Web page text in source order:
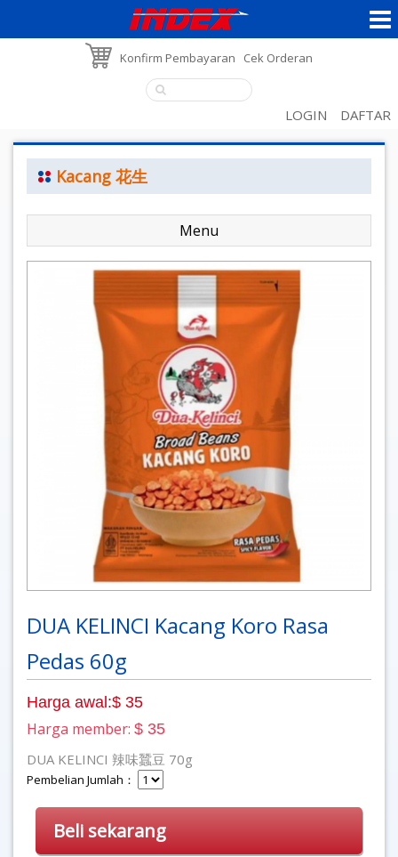
Konfirm Pembayaran Cek Orderan
LOGIN DAFTAR
Kacang 花生
Menu
DUA KELINCI Kacang Koro Rasa
Pedas 60g
Harga awal:$ 35
Harga member: $ 35
DUA KELINCI 辣味蠶豆 70g
Pembelian Jumlah：
Beli sekarang